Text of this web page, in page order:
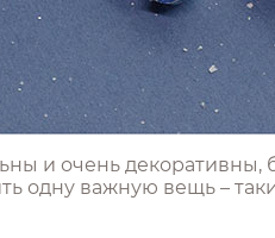
и очень декоративны,
одну важную вещь –